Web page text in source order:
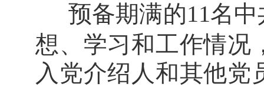
预备期满的11名
想、学习和工作情况
入党介绍人和其他党